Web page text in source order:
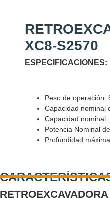
XC8-S2570
ESPECIFICACIONES:
Peso de operación:
Capacidad nominal
Capacidad nominal:
Potencia Nominal
Profundidad